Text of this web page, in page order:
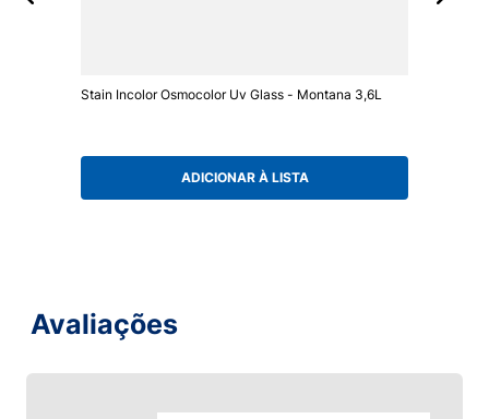
Stain Incolor Osmocolor Uv Glass - Montana 3,6L
ADICIONAR À LISTA
Avaliações